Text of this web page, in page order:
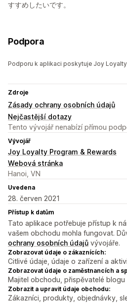
すすめしたいです。
Podpora
Podporu k aplikaci poskytuje Joy Loyalty
Zdroje
Zásady ochrany osobních údajů
Nejčastější dotazy
Tento vývojář nenabízí přímou
Vývojář
Joy Loyalty Program & Rewards
Webová stránka
Hanoi, VN
Uvedena
28. červen 2021
Přístup k datům
Tato aplikace potřebuje přístup k
vašem obchodu mohla fungovat.
ochrany osobních údajů vývojáře.
Zobrazovat údaje o zákaznících:
Citlivé údaje, údaje o zařízení a
Zobrazovat údaje o zaměstnancích a
Majitel obchodu, přispěvatelé blogu
Zobrazit a upravit údaje obchodu:
Zákazníci, produkty, objednávky,